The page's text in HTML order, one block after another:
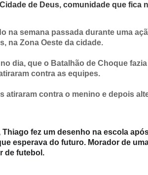
de Deus, comunidade que fica
na semana passada durante uma
na Zona Oeste da cidade.
dia, que o Batalhão de Choque
contra as equipes.
atiraram contra o menino e depois
Thiago fez um desenho na escola
esperava do futuro. Morador de
de futebol.